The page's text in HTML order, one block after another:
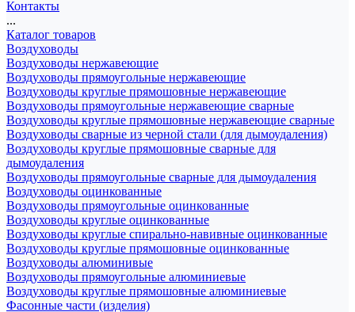
Контакты
...
Каталог товаров
Воздуховоды
Воздуховоды нержавеющие
Воздуховоды прямоугольные нержавеющие
Воздуховоды круглые прямошовные нержавеющие
Воздуховоды прямоугольные нержавеющие сварные
Воздуховоды круглые прямошовные нержавеющие сварные
Воздуховоды сварные из черной стали (для дымоудаления)
Воздуховоды круглые прямошовные сварные для
дымоудаления
Воздуховоды прямоугольные сварные для дымоудаления
Воздуховоды оцинкованные
Воздуховоды прямоугольные оцинкованные
Воздуховоды круглые оцинкованные
Воздуховоды круглые спирально-навивные оцинкованные
Воздуховоды круглые прямошовные оцинкованные
Воздуховоды алюминивые
Воздуховоды прямоугольные алюминиевые
Воздуховоды круглые прямошовные алюминиевые
Фасонные части (изделия)